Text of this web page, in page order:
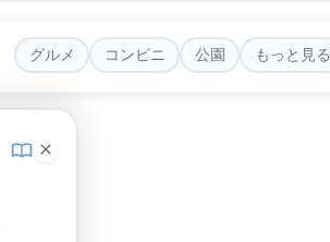
グルメ コンビニ 公園 もっと見る